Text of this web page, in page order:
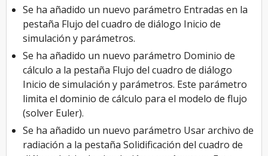
Se ha añadido un nuevo parámetro Entradas en la
pestaña Flujo del cuadro de diálogo Inicio de
simulación y parámetros.
Se ha añadido un nuevo parámetro Dominio de
cálculo a la pestaña Flujo del cuadro de diálogo
Inicio de simulación y parámetros. Este parámetro
limita el dominio de cálculo para el modelo de flujo
(solver Euler).
Se ha añadido un nuevo parámetro Usar archivo de
radiación a la pestaña Solidificación del cuadro de